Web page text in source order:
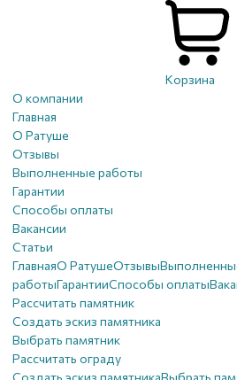
Корзина
О компании
Главная
О Ратуше
Отзывы
Выполненные работы
Гарантии
Способы оплаты
Вакансии
Статьи
ГлавнаяО РатушеОтзывы
работыГарантииСпособы оплаты
Рассчитать памятник
Создать эскиз памятника
Выбрать памятник
Рассчитать ограду
Создать эскиз памятникаВыбрать